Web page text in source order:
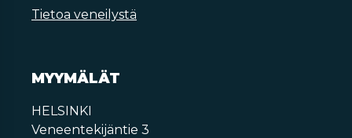
Tietoa veneilystä
MYYMÄLÄT
HELSINKI
Veneentekijäntie 3